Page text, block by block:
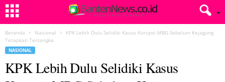
Beranda Nasional
KPK Lebih Dulu Selidiki Kasus Korupsi MBG Sebelum Kejagung
Tetapkan Tersangka
NASIONAL
KPK Lebih Dulu Selidiki Kasus